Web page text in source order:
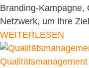
Branding-Kampagne,
Netzwerk, um Ihre
WEITERLESEN